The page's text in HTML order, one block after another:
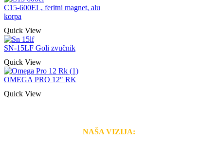
C15-600EL, feritni magnet, alu
korpa
Quick View
SN-15LF Goli zvučnik
Quick View
OMEGA PRO 12″ RK
Quick View
NAŠA VIZIJA: